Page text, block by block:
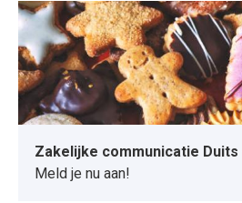
Zakelijke communicatie Duits
Meld je nu aan!